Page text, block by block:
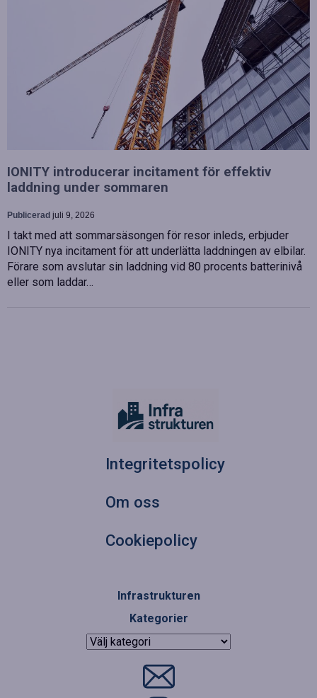
IONITY introducerar incitament för effektiv
laddning under sommaren
Publicerad juli 9, 2026
I takt med att sommarsäsongen för resor inleds, erbjuder
IONITY nya incitament för att underlätta laddningen av elbilar.
Förare som avslutar sin laddning vid 80 procents batterinivå
eller som laddar…
Integritetspolicy
Om oss
Cookiepolicy
Infrastrukturen
Kategorier
Kategorier